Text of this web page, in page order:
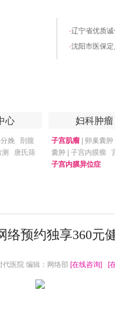
·辽宁省优质
·沈阳市医保
心
娩
剖腹
唐氏筛
妇科肿瘤
子宫肌瘤
卵巢囊肿
囊肿
子宫内膜瘤
子宫内膜异位症
络预约独享360元
医院 编辑：网络部 [在线咨询] [